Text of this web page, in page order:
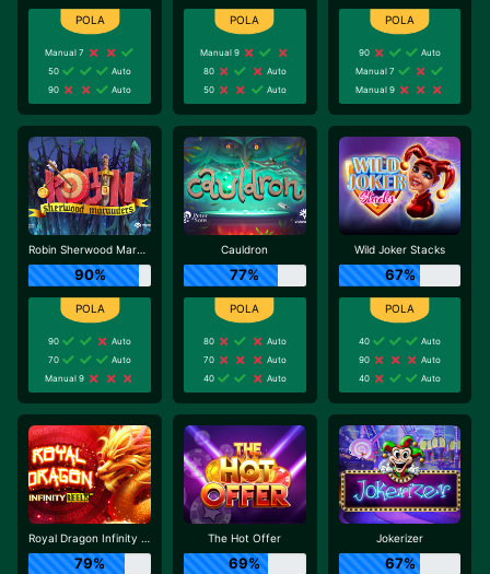
Manual 7
50
Auto
90
Auto
Manual 9
80
Auto
50
Auto
90
Auto
Manual 7
Manual 9
Robin Sherwood Marauders
90%
90
Auto
70
Auto
Manual 9
Cauldron
77%
80
Auto
70
Auto
40
Auto
Wild Joker Stacks
67%
40
Auto
90
Auto
40
Auto
Royal Dragon Infinity Reels
79%
The Hot Offer
69%
Jokerizer
67%